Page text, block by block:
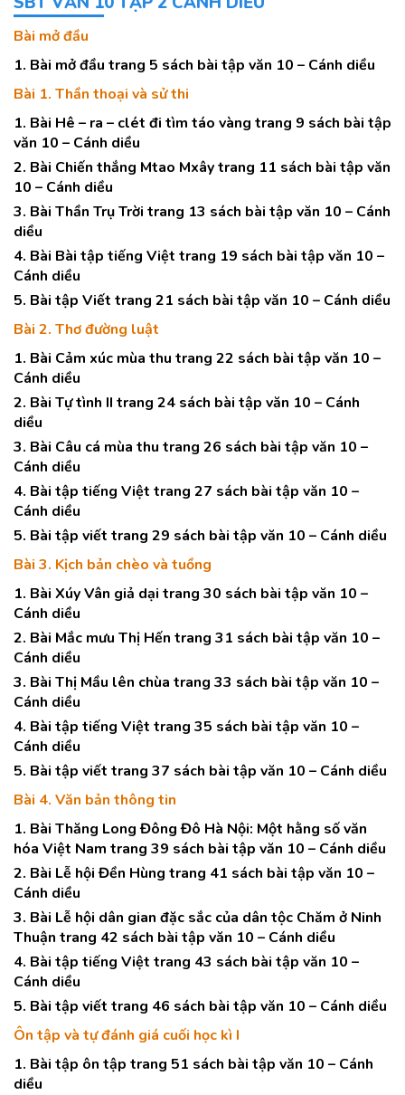
Bài mở đầu
1. Bài mở đầu trang 5 sách bài tập văn 10 – Cánh diều
Bài 1. Thần thoại và sử thi
1. Bài Hê – ra – clét đi tìm táo vàng trang 9 sách bài tập
văn 10 – Cánh diều
2. Bài Chiến thắng Mtao Mxây trang 11 sách bài tập văn
10 – Cánh diều
3. Bài Thần Trụ Trời trang 13 sách bài tập văn 10 – Cánh
diều
4. Bài Bài tập tiếng Việt trang 19 sách bài tập văn 10 –
Cánh diều
5. Bài tập Viết trang 21 sách bài tập văn 10 – Cánh diều
Bài 2. Thơ đường luật
1. Bài Cảm xúc mùa thu trang 22 sách bài tập văn 10 –
Cánh diều
2. Bài Tự tình II trang 24 sách bài tập văn 10 – Cánh
diều
3. Bài Câu cá mùa thu trang 26 sách bài tập văn 10 –
Cánh diều
4. Bài tập tiếng Việt trang 27 sách bài tập văn 10 –
Cánh diều
5. Bài tập viết trang 29 sách bài tập văn 10 – Cánh diều
Bài 3. Kịch bản chèo và tuồng
1. Bài Xúy Vân giả dại trang 30 sách bài tập văn 10 –
Cánh diều
2. Bài Mắc mưu Thị Hến trang 31 sách bài tập văn 10 –
Cánh diều
3. Bài Thị Mầu lên chùa trang 33 sách bài tập văn 10 –
Cánh diều
4. Bài tập tiếng Việt trang 35 sách bài tập văn 10 –
Cánh diều
5. Bài tập viết trang 37 sách bài tập văn 10 – Cánh diều
Bài 4. Văn bản thông tin
1. Bài Thăng Long Đông Đô Hà Nội: Một hằng số văn
hóa Việt Nam trang 39 sách bài tập văn 10 – Cánh diều
2. Bài Lễ hội Đền Hùng trang 41 sách bài tập văn 10 –
Cánh diều
3. Bài Lễ hội dân gian đặc sắc của dân tộc Chăm ở Ninh
Thuận trang 42 sách bài tập văn 10 – Cánh diều
4. Bài tập tiếng Việt trang 43 sách bài tập văn 10 –
Cánh diều
5. Bài tập viết trang 46 sách bài tập văn 10 – Cánh diều
Ôn tập và tự đánh giá cuối học kì I
1. Bài tập ôn tập trang 51 sách bài tập văn 10 – Cánh
diều